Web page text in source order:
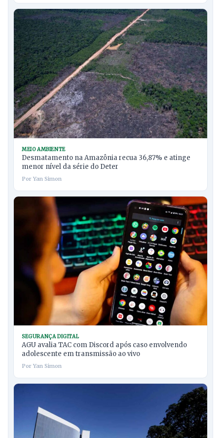
MEIO AMBIENTE
Desmatamento na Amazônia recua 36,87% e atinge
menor nível da série do Deter
Por Yan Simon
SEGURANÇA DIGITAL
AGU avalia TAC com Discord após caso envolvendo
adolescente em transmissão ao vivo
Por Yan Simon